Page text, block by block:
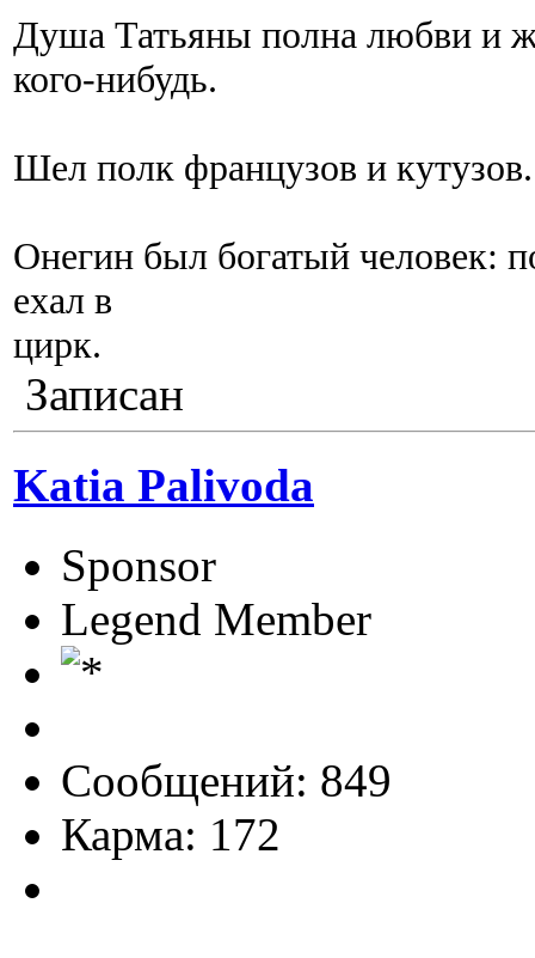
Душа Татьяны полна любви и
кого-нибудь.
Шел полк французов и кутузов.
Онегин был богатый человек:
ехал в
цирк.
Записан
Katia Palivoda
Sponsor
Legend Member
Сообщений: 849
Карма: 172